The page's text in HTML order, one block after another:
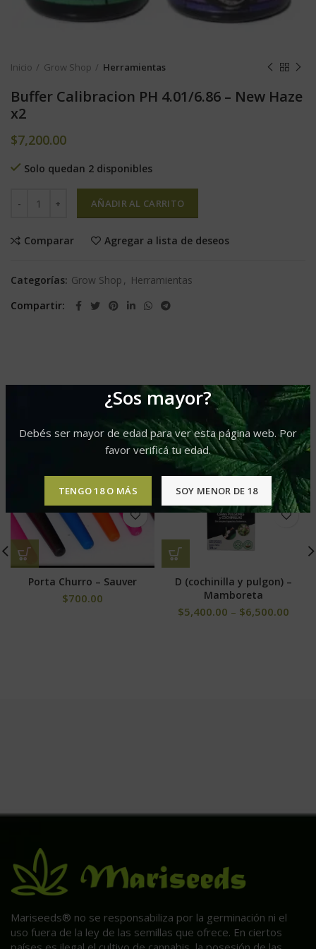
¿Sos mayor?
Debés ser mayor de edad para ver esta página web. Por
favor verificá tu edad.
TENGO 18 O MÁS SOY MENOR DE 18
Inicio Grow Shop Herramientas
Buffer Calibracion PH 4.01/6.86 – New Haze
x2
$7,200.00
Solo quedan 2 disponibles
AÑADIR AL CARRITO
Comparar Agregar a lista de deseos
Categorías: Grow Shop , Herramientas
Compartir
PRODUCTOS RELACIONADOS
Porta Churro – Sauver
$700.00
D (cochinilla y pulgon) –
Mamboreta
$5,400.00 – $6,500.00
Mariseeds® no se responsabiliza por la germinación ni el
uso fuera de la ley de las semillas que ofrece. En ciertos